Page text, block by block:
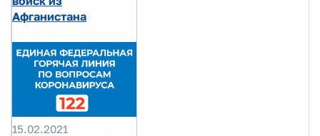
Афганистана
15.02.2021